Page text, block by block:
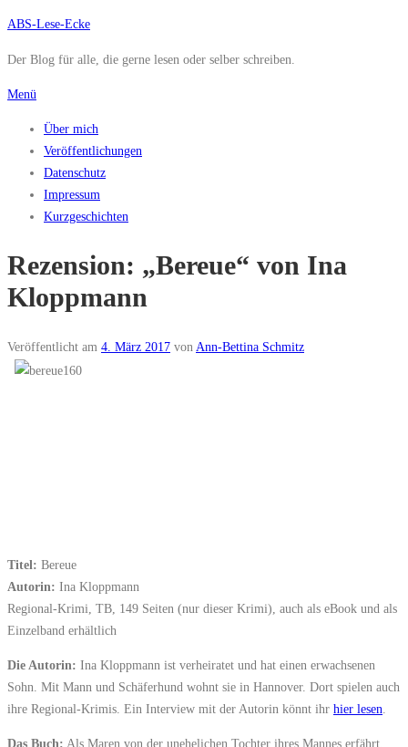
Zum
springen
ABS-Lese-Ecke
Der Blog für alle, die gerne lesen oder selber schreiben.
Menü
Über mich
Veröffentlichungen
Datenschutz
Impressum
Kurzgeschichten
Rezension: „Bereue“ von Ina
Kloppmann
Veröffentlicht am 4. März 2017 vonAnn-Bettina Schmitz
Titel: Bereue
Autorin: Ina Kloppmann
Regional-Krimi, TB, 149 Seiten (nur dieser Krimi), auch als eBook und als
Einzelband erhältlich
Die Autorin: Ina Kloppmann ist verheiratet und hat einen erwachsenen
Sohn. Mit Mann und Schäferhund wohnt sie in Hannover. Dort spielen auch
ihre Regional-Krimis. Ein Interview mit der Autorin könnt ihr hier lesen
Das Buch: Als Maren von der unehelichen Tochter ihres Mannes erfährt,